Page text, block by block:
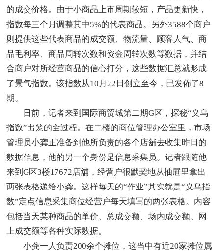
的成交价格。由于小商品上市周期较短，产品更新快，
指数每三个月调整其中5%的代表商品。另外3588个商户
则提供这些代表商品的成交额、物流量、顾客人气、商
品毛利率、商品周转次数和资金周转次数等数据，并结
合商户对所经营商品的信心打分，这些数据汇总就形成
了景气指数。该指数从10月22日创立至今，已发佈了8
期。
日前，记者来到国际商贸城第二期G区，探秘“义乌
指数”出笼的全过程。在二楼的商位管理办公室里，市场
管理员小龚正准备到他所负责的各个店舖去收集昨日的
数据信息，他的另一个身份是信息采集员。记者跟随他
来到G区3楼17672店舖，经营户很默契地从抽屉里拿出
两张表格递给小龚。这样每天的“作业”其实就是“义乌指
数”定点信息采集商位经营户每天填写的两张表格。内容
包括当天某种商品的单价、总成交额、场内成交额、网
上成交额等各种实际数据。
小龚一人负责200余个摊位，这当中有近20家摊位属